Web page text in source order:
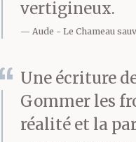
casse,
Il fallait la
à deux et
vertigineux.
Aude Le Chameau
Une écriture
Gommer les
réalité et la